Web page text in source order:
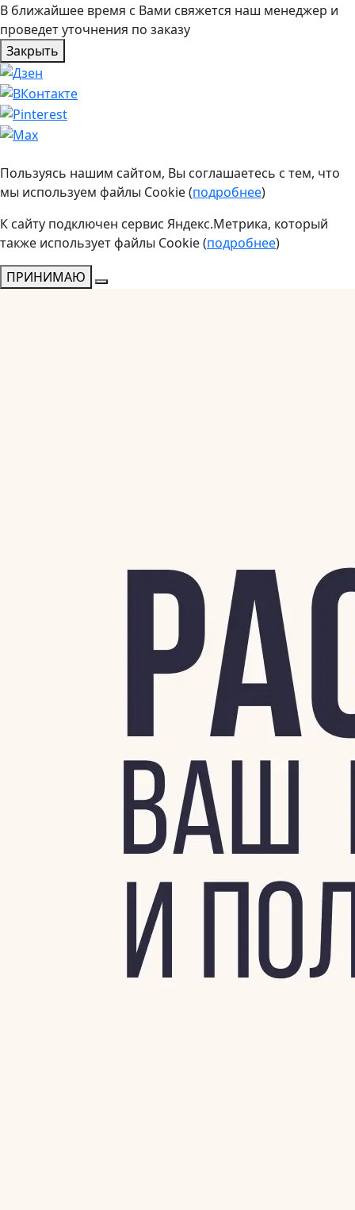
В ближайшее время с Вами свяжется наш менеджер и
проведет уточнения по заказу
Закрыть
Пользуясь нашим сайтом, Вы соглашаетесь с тем, что
мы используем файлы Cookie (подробнее)
К сайту подключен сервис Яндекс.Метрика, который
также использует файлы Cookie (подробнее)
ПРИНИМАЮ